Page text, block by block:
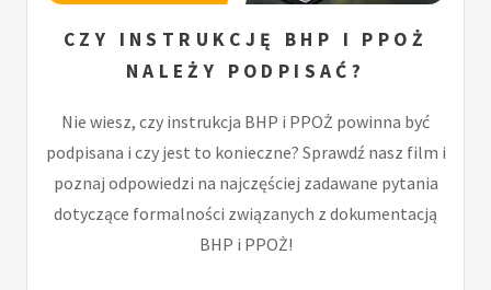
CZY INSTRUKCJĘ BHP I PPOŻ
NALEŻY PODPISAĆ?
Nie wiesz, czy instrukcja BHP i PPOŻ powinna być
podpisana i czy jest to konieczne? Sprawdź nasz film i
poznaj odpowiedzi na najczęściej zadawane pytania
dotyczące formalności związanych z dokumentacją
BHP i PPOŻ!